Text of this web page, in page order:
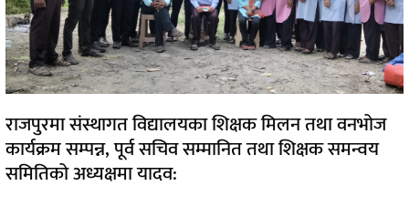
राजपुरमा संस्थागत विद्यालयका शिक्षक मिलन तथा वनभोज
कार्यक्रम सम्पन्न, पूर्व सचिव सम्मानित तथा शिक्षक समन्वय
समितिको अध्यक्षमा यादव: